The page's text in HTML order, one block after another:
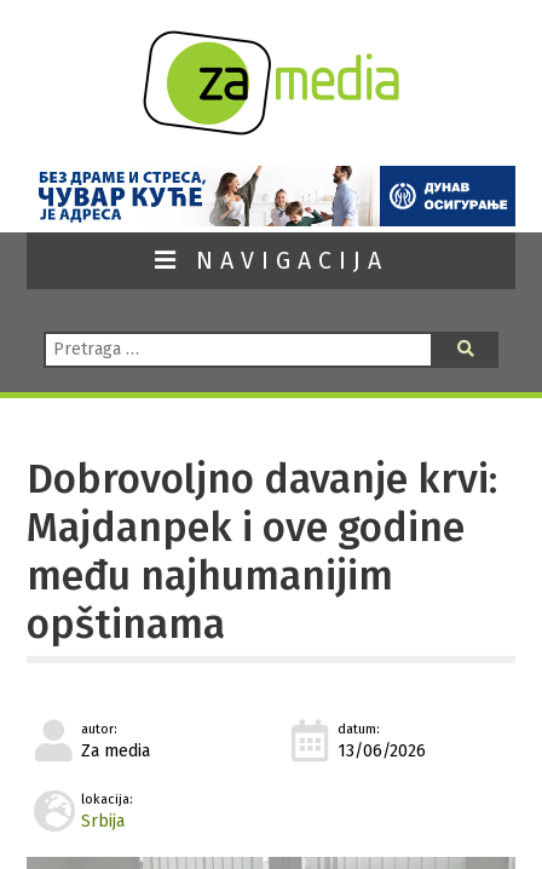
NAVIGACIJA
Pretraga:
Dobrovoljno davanje krvi:
Majdanpek i ove godine
među najhumanijim
opštinama
autor:
Za media
datum:
13/06/2026
lokacija:
Srbija